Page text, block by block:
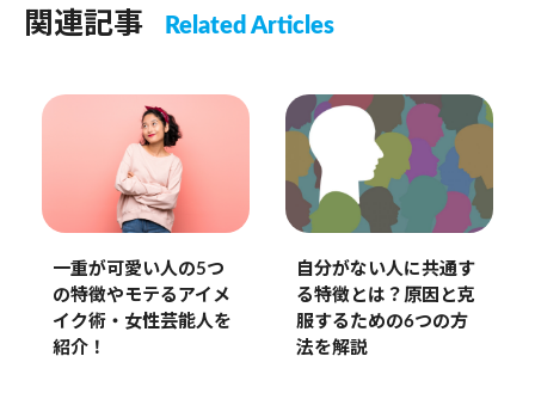
関連記事 Related Articles
一重が可愛い人の5つ
の特徴やモテるアイメ
イク術・女性芸能人を
紹介！
自分がない人に共通す
る特徴とは？原因と克
服するための6つの方
法を解説